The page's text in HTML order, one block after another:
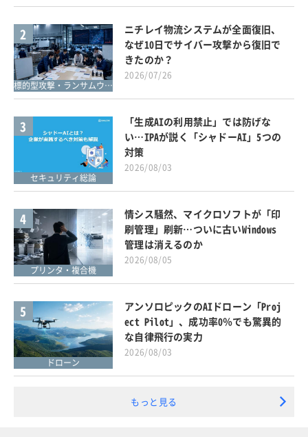
2
標的型攻撃・ランサムウェア対策
ニチレイ物流システムが全面復旧、
なぜ10日でサイバー攻撃から復旧で
きたのか？
2026/07/26
3
セキュリティ総論
「生成AIの利用禁止」では防げな
い…IPAが説く「シャドーAI」5つの
対策
2026/08/03
4
プリンタ・複合機
情シス騒然、マイクロソフトが「印
刷管理」刷新…ついに古いWindows
管理は消えるのか
2026/08/05
5
ドローン
アンソロピックのAIドローン「Proj
ect Pilot」、成功率0％でも驚異的
な自律飛行の実力
2026/08/03
もっと見る